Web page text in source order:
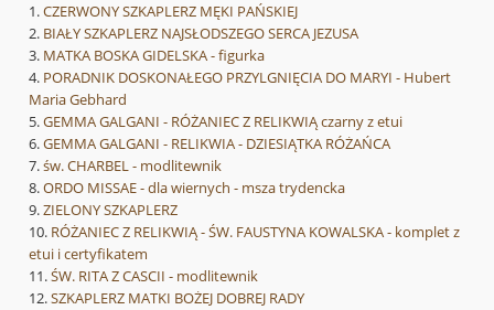
CZERWONY SZKAPLERZ MĘKI PAŃSKIEJ
BIAŁY SZKAPLERZ NAJSŁODSZEGO SERCA JEZUSA
MATKA BOSKA GIDELSKA - figurka
PORADNIK DOSKONAŁEGO PRZYLGNIĘCIA DO MARYI - Hubert
Maria Gebhard
GEMMA GALGANI - RÓŻANIEC Z RELIKWIĄ czarny z etui
GEMMA GALGANI - RELIKWIA - DZIESIĄTKA RÓŻAŃCA
św. CHARBEL - modlitewnik
ORDO MISSAE - dla wiernych - msza trydencka
ZIELONY SZKAPLERZ
RÓŻANIEC Z RELIKWIĄ - ŚW. FAUSTYNA KOWALSKA - komplet z
etui i certyfikatem
ŚW. RITA Z CASCII - modlitewnik
SZKAPLERZ MATKI BOŻEJ DOBREJ RADY